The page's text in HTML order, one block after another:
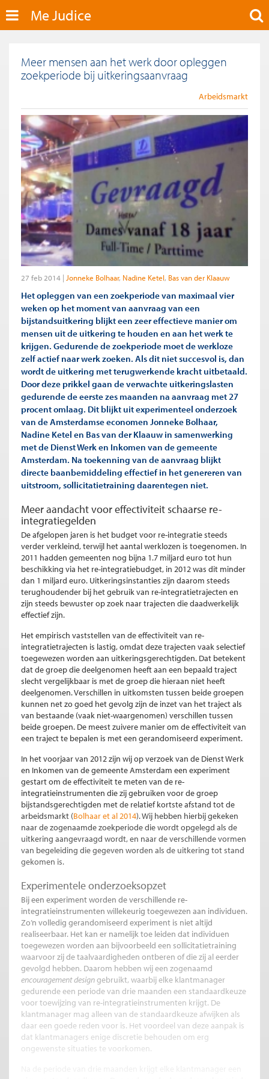
Me Judice
Meer mensen aan het werk door opleggen
zoekperiode bij uitkeringsaanvraag
Arbeidsmarkt
27 feb 2014 Jonneke Bolhaar Nadine Ketel Bas van der Klaauw
Het opleggen van een zoekperiode van maximaal vier
weken op het moment van aanvraag van een
bijstandsuitkering blijkt een zeer effectieve manier om
mensen uit de uitkering te houden en aan het werk te
krijgen. Gedurende de zoekperiode moet de werkloze
zelf actief naar werk zoeken. Als dit niet succesvol is, dan
wordt de uitkering met terugwerkende kracht uitbetaald.
Door deze prikkel gaan de verwachte uitkeringslasten
gedurende de eerste zes maanden na aanvraag met 27
procent omlaag. Dit blijkt uit experimenteel onderzoek
van de Amsterdamse economen Jonneke Bolhaar,
Nadine Ketel en Bas van der Klaauw in samenwerking
met de Dienst Werk en Inkomen van de gemeente
Amsterdam. Na toekenning van de aanvraag blijkt
directe baanbemiddeling effectief in het genereren van
uitstroom, sollicitatietraining daarentegen niet.
Meer aandacht voor effectiviteit schaarse re-
integratiegelden
De afgelopen jaren is het budget voor re-integratie steeds
verder verkleind, terwijl het aantal werklozen is toegenomen. In
2011 hadden gemeenten nog bijna 1.7 miljard euro tot hun
beschikking via het re-integratiebudget, in 2012 was dit minder
dan 1 miljard euro. Uitkeringsinstanties zijn daarom steeds
terughoudender bij het gebruik van re-integratietrajecten en
zijn steeds bewuster op zoek naar trajecten die daadwerkelijk
effectief zijn.
Het empirisch vaststellen van de effectiviteit van re-
integratietrajecten is lastig, omdat deze trajecten vaak selectief
toegewezen worden aan uitkeringsgerechtigden. Dat betekent
dat de groep die deelgenomen heeft aan een bepaald traject
slecht vergelijkbaar is met de groep die hieraan niet heeft
deelgenomen. Verschillen in uitkomsten tussen beide groepen
kunnen net zo goed het gevolg zijn de inzet van het traject als
van bestaande (vaak niet-waargenomen) verschillen tussen
beide groepen. De meest zuivere manier om de effectiviteit van
een traject te bepalen is met een gerandomiseerd experiment.
In het voorjaar van 2012 zijn wij op verzoek van de Dienst Werk
en Inkomen van de gemeente Amsterdam een experiment
gestart om de effectiviteit te meten van de re-
integratieinstrumenten die zij gebruiken voor de groep
bijstandsgerechtigden met de relatief kortste afstand tot de
arbeidsmarkt (Bolhaar et al 2014). Wij hebben hierbij gekeken
naar de zogenaamde zoekperiode die wordt opgelegd als de
uitkering aangevraagd wordt, en naar de verschillende vormen
van begeleiding die gegeven worden als de uitkering tot stand
gekomen is.
Experimentele onderzoeksopzet
Bij een experiment worden de verschillende re-
integratieinstrumenten willekeurig toegewezen aan individuen.
Zo’n volledig gerandomiseerd experiment is niet altijd
realiseerbaar. Het kan er namelijk toe leiden dat individuen
toegewezen worden aan bijvoorbeeld een sollicitatietraining
waarvoor zij de taalvaardigheden ontberen of die zij al eerder
gevolgd hebben. Daarom hebben wij een zogenaamd
encouragement designgebruikt, waarbij elke klantmanager
gedurende een periode van drie maanden een standaardkeuze
voor toewijzing van re-integratieinstrumenten krijgt. De
klantmanager mag alleen van de standaardkeuze afwijken als
daar een goede reden voor is. Het voordeel van deze aanpak is
dat klantmanagers enige discretie behouden om erg
ongewenste situaties te voorkomen.